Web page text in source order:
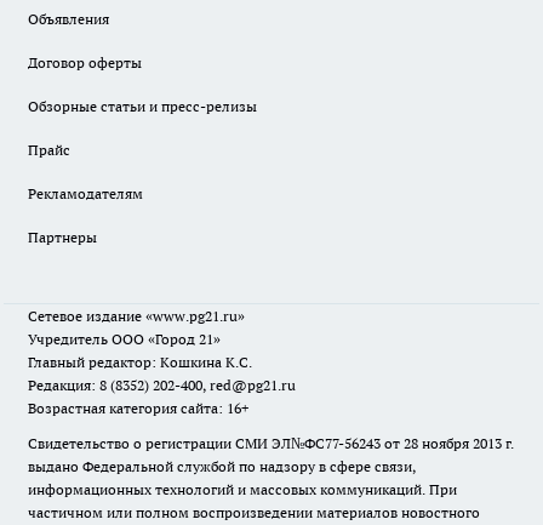
Объявления
Договор оферты
Обзорные статьи и пресс-релизы
Прайс
Рекламодателям
Партнеры
Сетевое издание «www.pg21.ru»
Учредитель ООО «Город 21»
Главный редактор: Кошкина К.С.
Редакция: 8 (8352) 202-400, red@pg21.ru
Возрастная категория сайта: 16+
Свидетельство о регистрации СМИ ЭЛ№ФС77-56243 от 28 ноября 2013 г.
выдано Федеральной службой по надзору в сфере связи,
информационных технологий и массовых коммуникаций. При
частичном или полном воспроизведении материалов новостного